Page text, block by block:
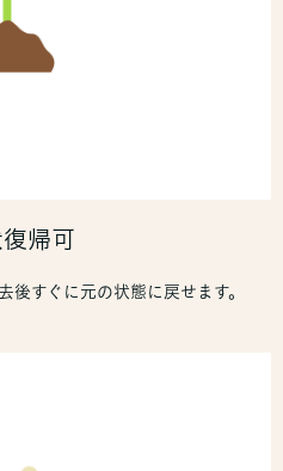
帰可
後すぐに元の状態に戻せます。